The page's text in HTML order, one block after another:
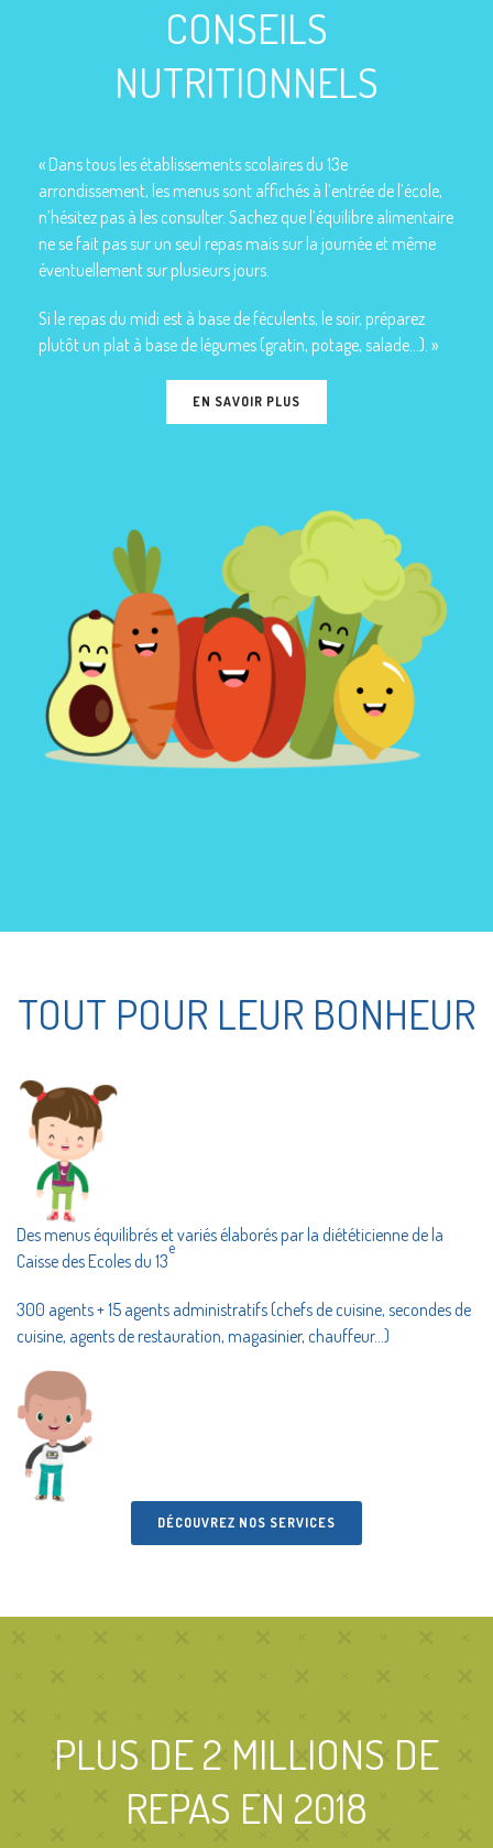
CONSEILS
NUTRITIONNELS
« Dans tous les établissements scolaires du 13e
arrondissement, les menus sont affichés à l’entrée de l’école,
n’hésitez pas à les consulter. Sachez que l’équilibre alimentaire
ne se fait pas sur un seul repas mais sur la journée et même
éventuellement sur plusieurs jours.
Si le repas du midi est à base de féculents, le soir, préparez
plutôt un plat à base de légumes (gratin, potage, salade…). »
EN SAVOIR PLUS
TOUT POUR LEUR BONHEUR
Des menus équilibrés et variés élaborés par la diététicienne de la
Caisse des Ecoles du 13
e
300 agents + 15 agents administratifs (chefs de cuisine, secondes de
cuisine, agents de restauration, magasinier, chauffeur…)
DÉCOUVREZ NOS SERVICES
PLUS DE 2 MILLIONS DE
REPAS EN 2018